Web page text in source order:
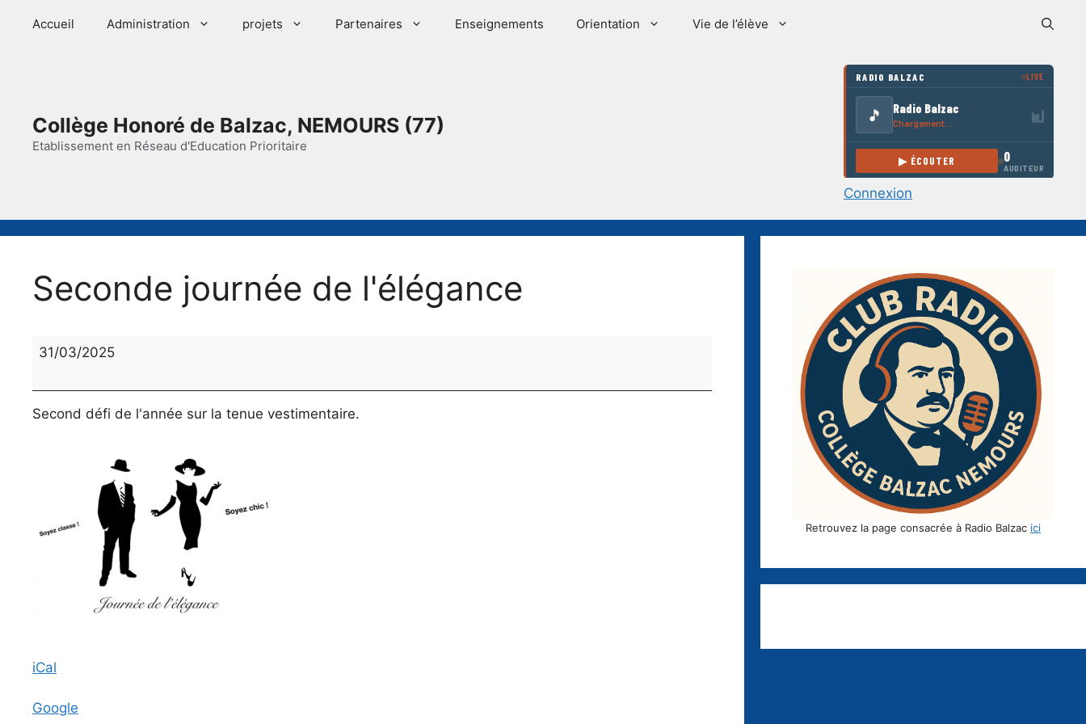
Accueil Administration projets Partenaires Enseignements Orientation Vie de l’élève
Collège Honoré de Balzac, NEMOURS (77)
Etablissement en Réseau d'Education Prioritaire
Connexion
Seconde journée de l'élégance
Seconde
l'élégance
31/03/2025
Second défi de l'année sur la tenue vestimentaire.
iCal
Google
Retrouvez la page consacrée à Radio Balzac ici